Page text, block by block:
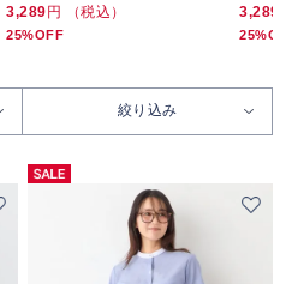
3,289 円 （税込）
25%OFF
3,289
絞り込み